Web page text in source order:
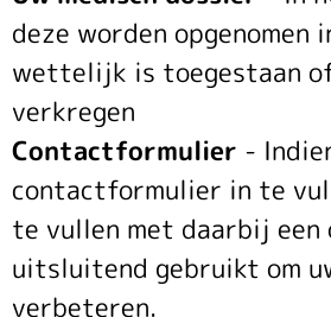
deze worden
wettelijk is toegestaan
verkregen
Contactformulier -
contactformulier in te
te vullen met daarbij een
uitsluitend gebruikt om
verbeteren.